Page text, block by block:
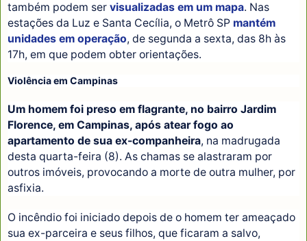
também podem ser visualizadas em um mapa. Nas
estações da Luz e Santa Cecília, o Metrô SP mantém
unidades em operação, de segunda a sexta, das 8h às
17h, em que podem obter orientações.
Violência em Campinas
Um homem foi preso em flagrante, no bairro Jardim
Florence, em Campinas, após atear fogo ao
apartamento de sua ex-companheira, na madrugada
desta quarta-feira (8). As chamas se alastraram por
outros imóveis, provocando a morte de outra mulher, por
asfixia.
O incêndio foi iniciado depois de o homem ter ameaçado
sua ex-parceira e seus filhos, que ficaram a salvo,